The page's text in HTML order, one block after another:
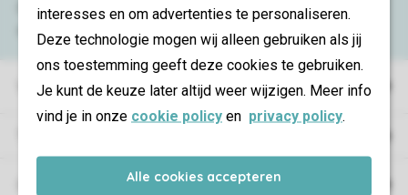
interesses en om advertenties te personaliseren.
Deze technologie mogen wij alleen gebruiken als jij
ons toestemming geeft deze cookies te gebruiken.
Je kunt de keuze later altijd weer wijzigen. Meer info
vind je in onze cookie policy en privacy policy.
Alle cookies accepteren
Villages de vacances
Consultez la foire auxquestionsou